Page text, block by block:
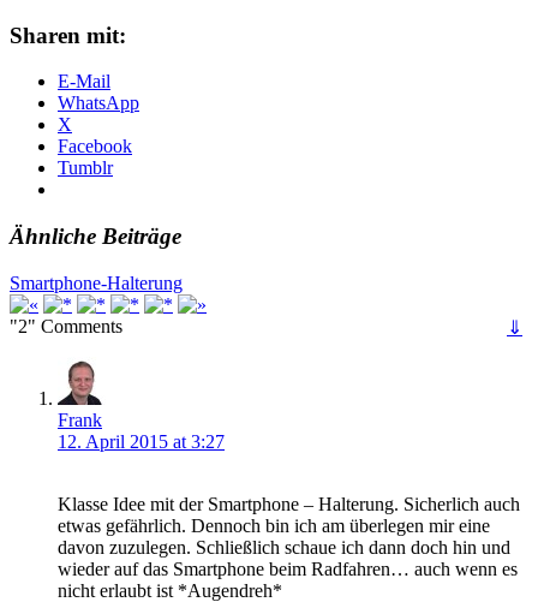
Sharen mit:
E-Mail
WhatsApp
X
Facebook
Tumblr
Ähnliche Beiträge
Smartphone-Halterung
"2" Comments ⇓
Frank
12. April 2015 at 3:27
Klasse Idee mit der Smartphone – Halterung. Sicherlich auch
etwas gefährlich. Dennoch bin ich am überlegen mir eine
davon zuzulegen. Schließlich schaue ich dann doch hin und
wieder auf das Smartphone beim Radfahren… auch wenn es
nicht erlaubt ist *Augendreh*